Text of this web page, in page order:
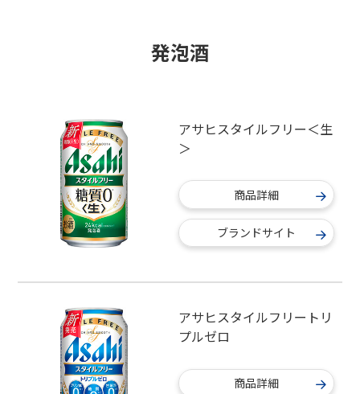
発泡酒
アサヒスタイルフリー＜生
＞
商品詳細
ブランドサイト
アサヒスタイルフリートリ
プルゼロ
商品詳細